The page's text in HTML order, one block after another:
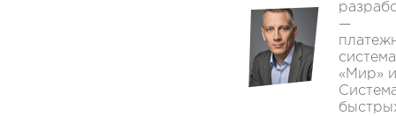
—
система
«Мир» и